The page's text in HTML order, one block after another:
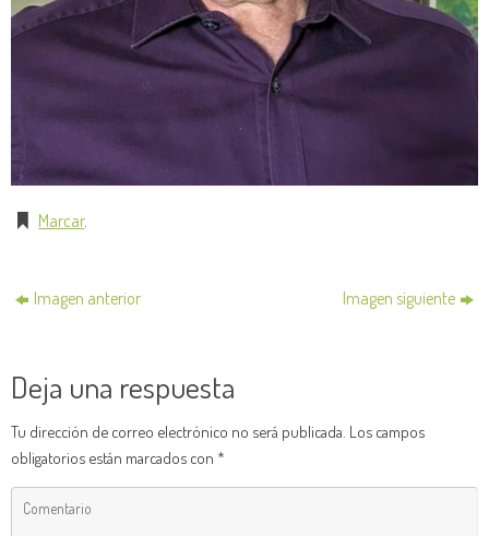
Marcar.
Imagen anterior Imagen siguiente
Deja una respuesta
Tu dirección de correo electrónico no será publicada. Los campos
obligatorios están marcados con *